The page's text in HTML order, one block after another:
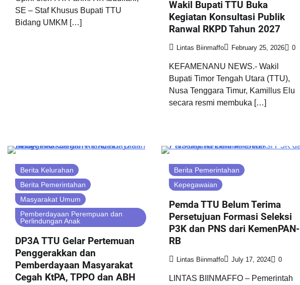
SE – Staf Khusus Bupati TTU
Bidang UMKM […]
Wakil Bupati TTU Buka
Kegiatan Konsultasi Publik
Ranwal RKPD Tahun 2027
Lintas Biinmaffo February 25, 2026 0
KEFAMENANU NEWS.- Wakil
Bupati Timor Tengah Utara (TTU),
Nusa Tenggara Timur, Kamillus Elu
secara resmi membuka […]
Berita Kelurahan
Berita Pemerintahan
Masyarakat Umum
Pemberdayaan Perempuan dan
Perlindungan Anak
DP3A TTU Gelar Pertemuan
Penggerakkan dan
Pemberdayaan Masyarakat
Cegah KtPA, TPPO dan ABH
Berita Pemerintahan
Kepegawaian
Pemda TTU Belum Terima
Persetujuan Formasi Seleksi
P3K dan PNS dari KemenPAN-
RB
Lintas Biinmaffo July 17, 2024 0
LINTAS BIINMAFFO – Pemerintah